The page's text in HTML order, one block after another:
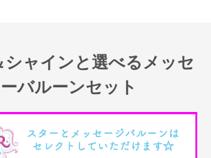
シャインと選べるメッセ
バルーンセット